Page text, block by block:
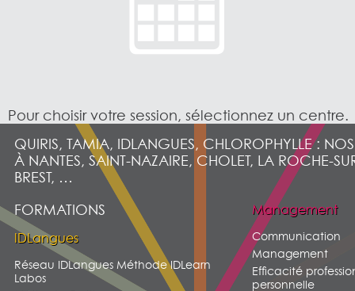
Pour choisir votre session, sélectionnez un centre.
QUIRIS, TAMIA, IDLANGUES, CHLOROPHYLLE :
À NANTES, SAINT-NAZAIRE, CHOLET, LA ROCHE-
BREST, …
FORMATIONS
IDLangues
Réseau IDLangues Méthode IDLearn
Labos
Management
Communication
Management
Efficacité
personnelle